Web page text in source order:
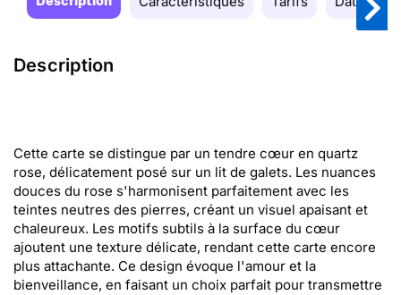
Description
Cette carte se distingue par un tendre cœur en quartz
rose, délicatement posé sur un lit de galets. Les nuances
douces du rose s'harmonisent parfaitement avec les
teintes neutres des pierres, créant un visuel apaisant et
chaleureux. Les motifs subtils à la surface du cœur
ajoutent une texture délicate, rendant cette carte encore
plus attachante. Ce design évoque l'amour et la
bienveillance, en faisant un choix parfait pour transmettre